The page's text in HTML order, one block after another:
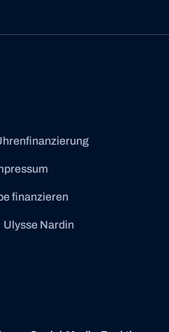
finanzieren
Ulysse Nardin